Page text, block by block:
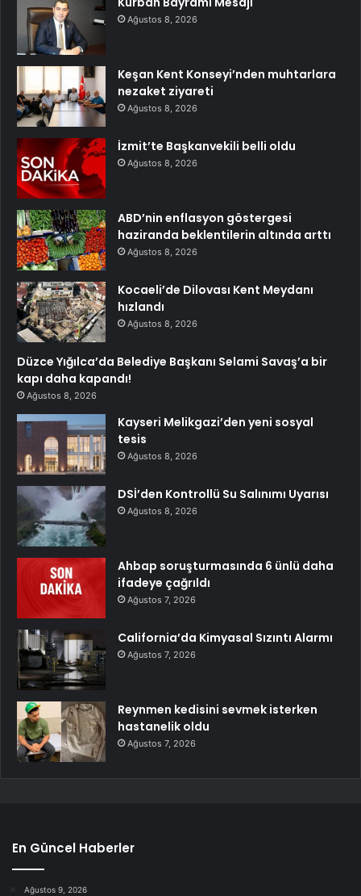
Ağustos 8, 2026
Keşan Kent Konseyi’nden muhtarlara
nezaket ziyareti
Ağustos 8, 2026
İzmit’te Başkanvekili belli oldu
Ağustos 8, 2026
ABD’nin enflasyon göstergesi
haziranda beklentilerin altında arttı
Ağustos 8, 2026
Kocaeli’de Dilovası Kent Meydanı
hızlandı
Ağustos 8, 2026
Düzce Yığılca’da Belediye Başkanı Selami Savaş’a bir
kapı daha kapandı!
Ağustos 8, 2026
Kayseri Melikgazi’den yeni sosyal
tesis
Ağustos 8, 2026
DSİ’den Kontrollü Su Salınımı Uyarısı
Ağustos 8, 2026
Ahbap soruşturmasında 6 ünlü daha
ifadeye çağrıldı
Ağustos 7, 2026
California’da Kimyasal Sızıntı Alarmı
Ağustos 7, 2026
Reynmen kedisini sevmek isterken
hastanelik oldu
Ağustos 7, 2026
En Güncel Haberler
Ağustos 9, 2026